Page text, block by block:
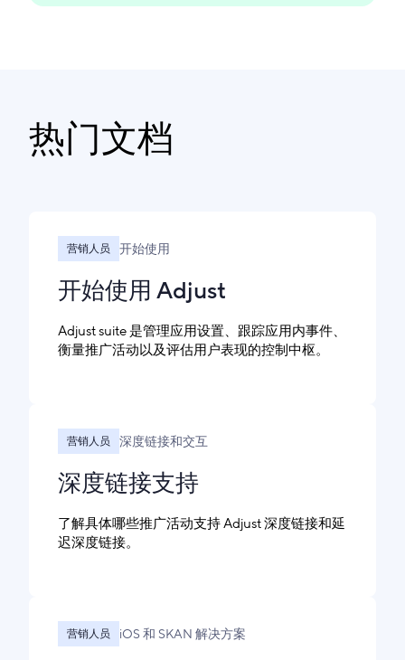
热门文档
营销人员 开始使用
开始使用 Adjust
Adjust suite 是管理应用设置、跟踪应用内事件、
衡量推广活动以及评估用户表现的控制中枢。
营销人员 深度链接和交互
深度链接支持
了解具体哪些推广活动支持 Adjust 深度链接和延
迟深度链接。
营销人员 iOS 和 SKAN 解决方案